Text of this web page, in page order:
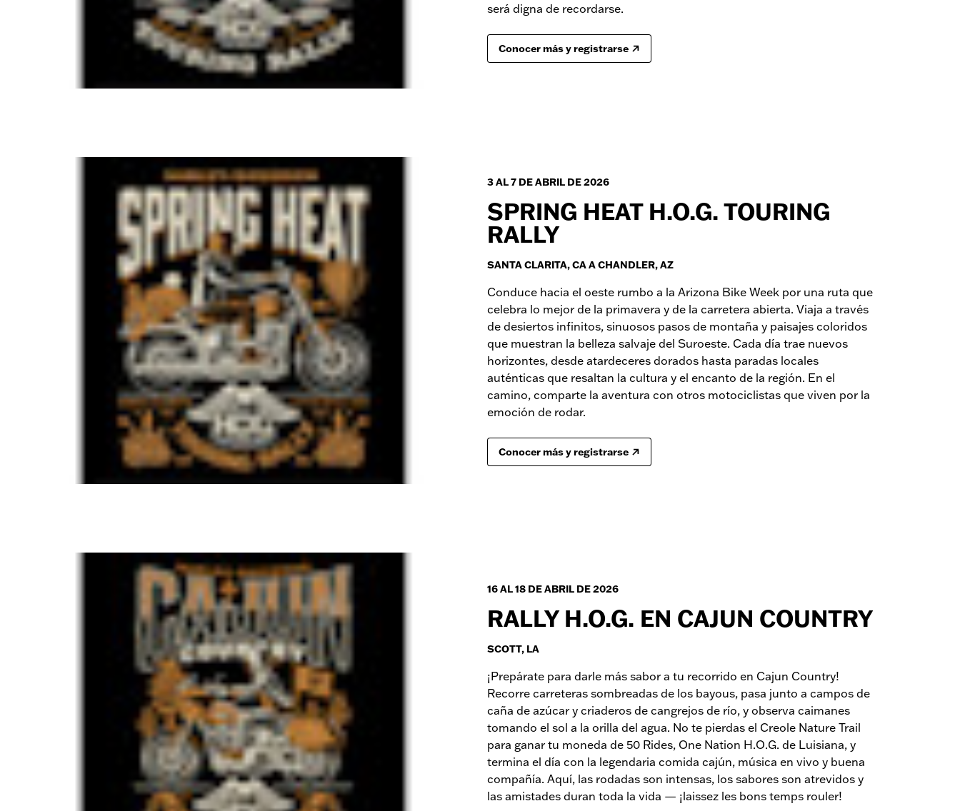
será digna de recordarse.
Conocer más y registrarse
3 AL 7 DE ABRIL DE 2026
SPRING HEAT H.O.G. TOURING
RALLY
SANTA CLARITA, CA A CHANDLER, AZ
Conduce hacia el oeste rumbo a la Arizona Bike Week por una ruta que
celebra lo mejor de la primavera y de la carretera abierta. Viaja a través
de desiertos infinitos, sinuosos pasos de montaña y paisajes coloridos
que muestran la belleza salvaje del Suroeste. Cada día trae nuevos
horizontes, desde atardeceres dorados hasta paradas locales
auténticas que resaltan la cultura y el encanto de la región. En el
camino, comparte la aventura con otros motociclistas que viven por la
emoción de rodar.
Conocer más y registrarse
16 AL 18 DE ABRIL DE 2026
RALLY H.O.G. EN CAJUN COUNTRY
SCOTT, LA
¡Prepárate para darle más sabor a tu recorrido en Cajun Country!
Recorre carreteras sombreadas de los bayous, pasa junto a campos de
caña de azúcar y criaderos de cangrejos de río, y observa caimanes
tomando el sol a la orilla del agua. No te pierdas el Creole Nature Trail
para ganar tu moneda de 50 Rides, One Nation H.O.G. de Luisiana, y
termina el día con la legendaria comida cajún, música en vivo y buena
compañía. Aquí, las rodadas son intensas, los sabores son atrevidos y
las amistades duran toda la vida — ¡laissez les bons temps rouler!